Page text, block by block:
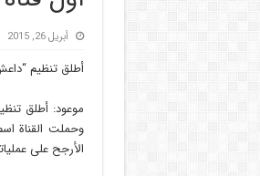
أبريل 26, 2015
أطلق تنظيم
موعود: أطلق
وحملت القناة
الأرجح على